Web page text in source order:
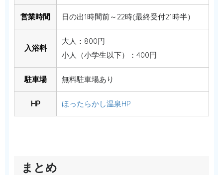
営業時間 日の出1時間前～22時(最終受付21時半）
入浴料
大人：800円
小人（小学生以下）：400円
駐車場 無料駐車場あり
HP ほったらかし温泉HP
まとめ